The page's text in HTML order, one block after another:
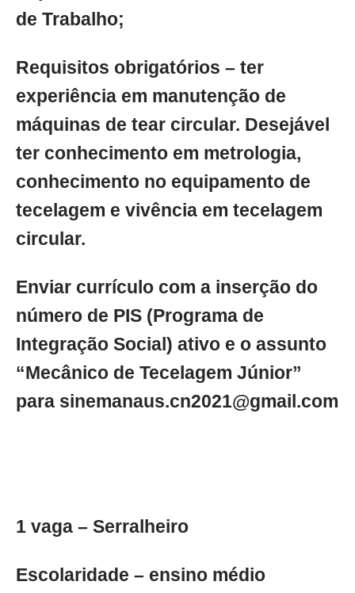
de Trabalho;
Requisitos obrigatórios – ter
experiência em manutenção de
máquinas de tear circular. Desejável
ter conhecimento em metrologia,
conhecimento no equipamento de
tecelagem e vivência em tecelagem
circular.
Enviar currículo com a inserção do
número de PIS (Programa de
Integração Social) ativo e o assunto
“Mecânico de Tecelagem Júnior”
para sinemanaus.cn2021@gmail.com
1 vaga – Serralheiro
Escolaridade – ensino médio